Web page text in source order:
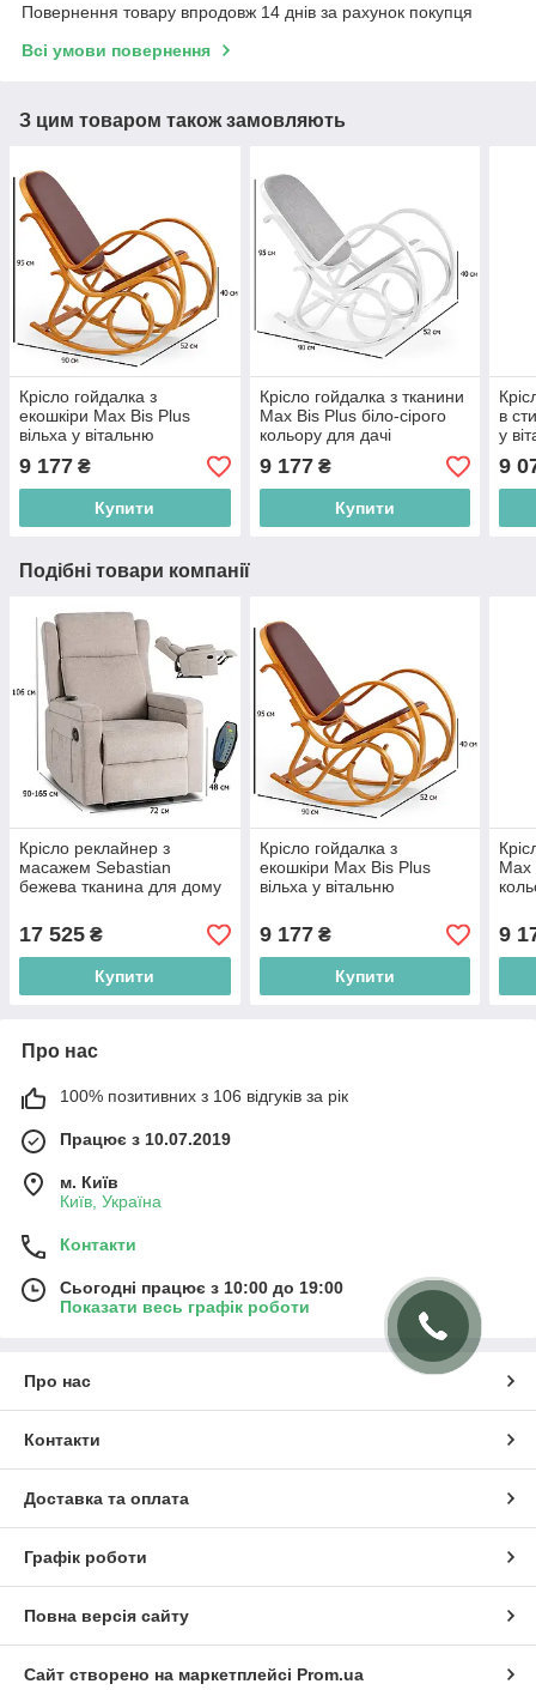
Повернення товару впродовж 14 днів за рахунок покупця
Всі умови повернення
З цим товаром також замовляють
Крісло гойдалка з
екошкіри Max Bis Plus
вільха у вітальню
9 177 ₴
Купити
Крісло гойдалка з тканини
Max Bis Plus біло-сірого
кольору для дачі
9 177₴
Купити
в
у
9
Подібні товари компанії
Крісло реклайнер з
масажем Sebastian
бежева тканина для дому
17 525 ₴
Купити
Крісло гойдалка з
екошкіри Max Bis Plus
вільха у вітальню
9 177₴
Купити
Max
9
Про нас
100% позитивних з 106 відгуків за рік
Працює з 10.07.2019
м. Київ
Київ, Україна
Контакти
Сьогодні працює з 10:00 до 19:00
Показати весь графік роботи
Про нас
Контакти
Доставка та оплата
Графік роботи
Повна версія сайту
Сайт створено на маркетплейсі Prom.ua